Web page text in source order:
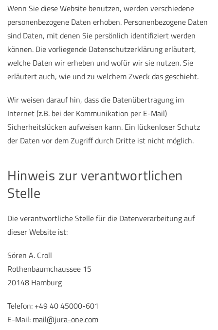
Wenn Sie diese Website benutzen, werden verschiedene
personenbezogene Daten erhoben. Personenbezogene Daten
sind Daten, mit denen Sie persönlich identifiziert werden
können. Die vorliegende Datenschutzerklärung erläutert,
welche Daten wir erheben und wofür wir sie nutzen. Sie
erläutert auch, wie und zu welchem Zweck das geschieht.
Wir weisen darauf hin, dass die Datenübertragung im
Internet (z.B. bei der Kommunikation per E-Mail)
Sicherheitslücken aufweisen kann. Ein lückenloser Schutz
der Daten vor dem Zugriff durch Dritte ist nicht möglich.
Hinweis zur verantwortlichen
Stelle
Die verantwortliche Stelle für die Datenverarbeitung auf
dieser Website ist:
Sören A. Croll
Rothenbaumchaussee 15
20148 Hamburg
Telefon: +49 40 45000-601
E-Mail: mail@jura-one.com